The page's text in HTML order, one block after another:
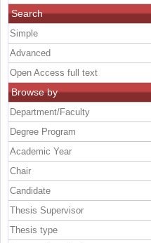
Search
Simple
Advanced
Open Access full text
Browse by
Department/Faculty
Degree Program
Academic Year
Chair
Candidate
Thesis Supervisor
Thesis type